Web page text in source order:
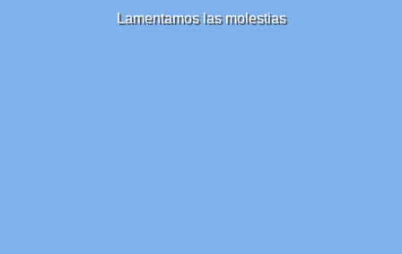
Lamentamos las molestias